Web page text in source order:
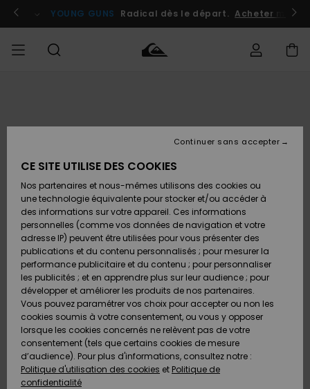
l'information
le
Se connecter / s'inscrire
YOUNG GUNS Radical dès le départ. Acheter
Chaussures
& Tongs
Surf
Snow
Nouveautés
Chaussures
& Tongs
Surf
Snow
Nouveautés
FEMME
A
Découvrir
Snow
SURF
Surf
Shop
Enfant
Highlights
Communauté
SNOW
Snow
Shop
Enfant
Snow
Shop
Femme
A
Découvrir
Communauté
OUTLET
Enfant
Outlet
Femme
AIDE &
CONTACT
Retours
Paiement
Carte
Cadeau
Quiksilver
Freedom
Protection
des
MAGASINS
CE SITE UTILISE DES COOKIES
Nos partenaires et nous-mêmes utilisons des cookies ou
une technologie équivalente pour stocker et/ou accéder à
des informations sur votre appareil. Ces informations
personnelles (comme vos données de navigation et votre
adresse IP) peuvent être utilisées pour vous présenter des
publications et du contenu personnalisés ; pour mesurer la
performance publicitaire et du contenu ; pour personnaliser
les publicités ; et en apprendre plus sur leur audience ; pour
développer et améliorer les produits de nos partenaires.
Vous pouvez paramétrer vos choix pour accepter ou non les
cookies soumis à votre consentement, ou vous y opposer
lorsque les cookies concernés ne relèvent pas de votre
consentement (tels que certains cookies de mesure
d’audience). Pour plus d'informations, consultez notre :
Politique d'utilisation des cookies et Politique de
confidentialité
Continuer sans accepter